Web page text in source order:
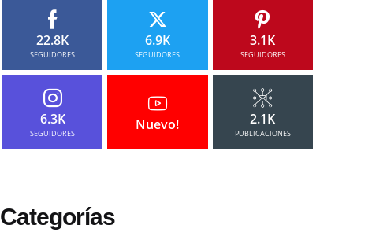
22.8K
SEGUIDORES
6.9K
SEGUIDORES
3.1K
SEGUIDORES
6.3K
SEGUIDORES
Nuevo! 2.1K
PUBLICACIONES
Categorías